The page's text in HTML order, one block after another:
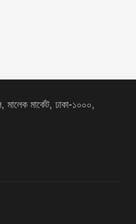
মার্কেট, ঢাকা-১০০০,